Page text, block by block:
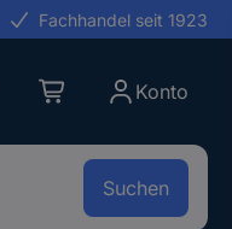
Fachhandel seit 1923
Konto
Suchen